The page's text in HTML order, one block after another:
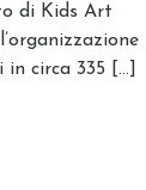
di Kids Art
circa 335 […]